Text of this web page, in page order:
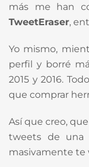
más me han
TweetEraser,
Yo mismo,
perfil y borré
2015 y 2016.
que comprar
Así que creo,
tweets de una
masivamente te